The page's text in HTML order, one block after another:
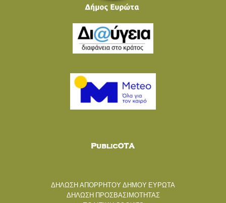
ΔΗΛΩΣΗ ΑΠΟΡΡΗΤΟΥ ΔΗΜΟΥ ΕΥΡΩΤΑ
ΔΗΛΩΣΗ ΠΡΟΣΒΑΣΙΜΟΤΗΤΑΣ